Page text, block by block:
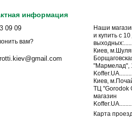
информация
09 09
вам?
Наши
и купить с
Киев,
Борщаговская,
"Мармелад",
Киев,
ТЦ "Gorodok
магазин
Карта